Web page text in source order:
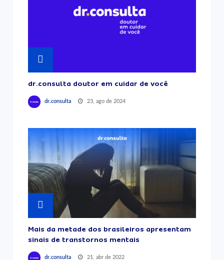
dr.consulta doutor em cuidar de você
dr.consulta 23, ago de 2024
Mais da metade dos brasileiros apresentam
sinais de transtornos mentais
dr.consulta 21, abr de 2022